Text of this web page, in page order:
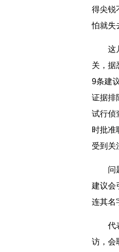
得尖锐
怕就失
这几
关，据
9条建
证据排
试行侦
时批准
受到关
问题
建议会
连其名
代表
访，会